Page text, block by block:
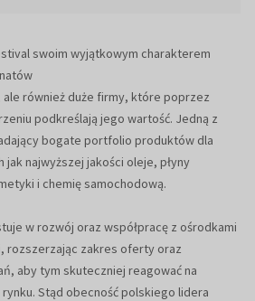
swoim wyjątkowym charakterem
ale również duże firmy, które poprzez
podkreślają jego wartość. Jedną z
bogate portfolio produktów dla
najwyższej jakości oleje, płyny
i chemię samochodową.
w rozwój oraz współpracę z ośrodkami
rozszerzając zakres oferty oraz
aby tym skuteczniej reagować na
Stąd obecność polskiego lidera